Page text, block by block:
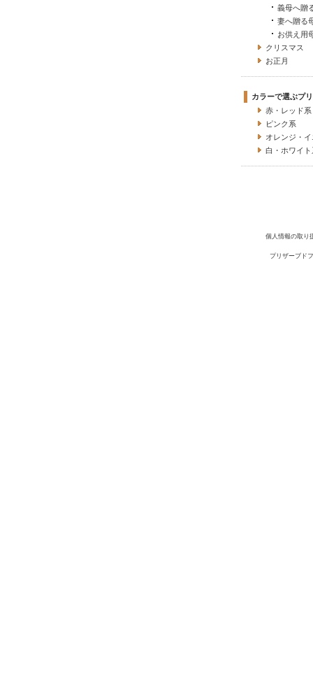
義母へ贈
妻へ贈る
お供え用
クリスマス
お正月
カラーで選ぶプ
赤・レッド系
ピンク系
オレンジ・
白・ホワイ
個人情報の取り
プリザーブド